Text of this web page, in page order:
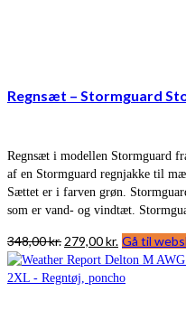
Regnsæt – Stormguard
Regnsæt i modellen Stormguard
af en Stormguard regnjakke til
Sættet er i farven grøn.
som er vand- og vindtæt.
348,00kr. Den
oprindelige
pris
279,00kr. Den
aktuelle
pris
Gå til